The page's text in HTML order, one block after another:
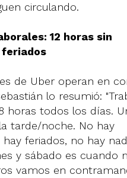
circulando.
12 horas sin
de Uber operan en
lo resumió:
horas todos los días.
tarde/noche. No hay
feriados, no hay
y sábado es cuando
vamos en